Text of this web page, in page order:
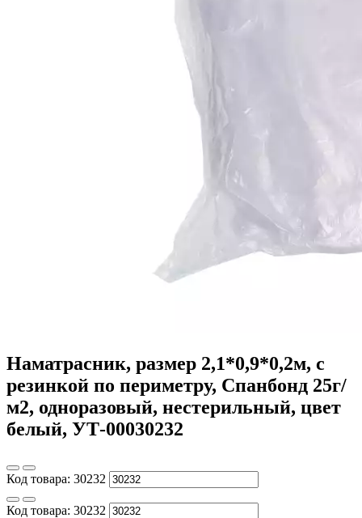
Наматрасник, размер 2,1*0,9*0,2м, с
резинкой по периметру, Спанбонд 25г/
м2, одноразовый, нестерильный, цвет
белый, УТ-00030232
Код товара: 30232
Код товара: 30232